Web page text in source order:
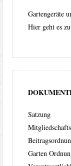
Gartengeräte
Hier geht es
Satzung
Garten